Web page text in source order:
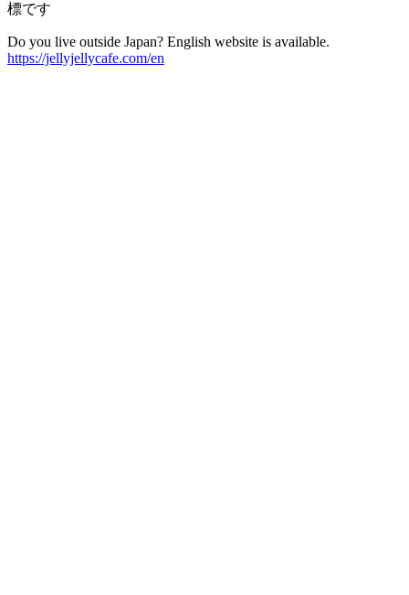
標です
Do you live outside Japan? English website is available.
https://jellyjellycafe.com/en